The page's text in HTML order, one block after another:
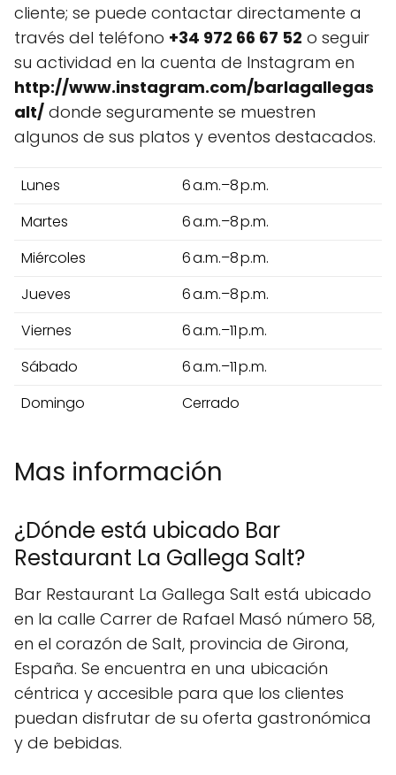
cliente; se puede contactar directamente a
través del teléfono +34 972 66 67 52 o seguir
su actividad en la cuenta de Instagram en
http://www.instagram.com/barlagallegas
alt/ donde seguramente se muestren
algunos de sus platos y eventos destacados.
Lunes
6 a.m.–8 p.m.
Martes
6 a.m.–8 p.m.
Miércoles
6 a.m.–8 p.m.
Jueves
6 a.m.–8 p.m.
Viernes
6 a.m.–11 p.m.
Sábado
6 a.m.–11 p.m.
Domingo
Cerrado
Mas información
¿Dónde está ubicado Bar
Restaurant La Gallega Salt?
Bar Restaurant La Gallega Salt está ubicado
en la calle Carrer de Rafael Masó número 58,
en el corazón de Salt, provincia de Girona,
España. Se encuentra en una ubicación
céntrica y accesible para que los clientes
puedan disfrutar de su oferta gastronómica
y de bebidas.